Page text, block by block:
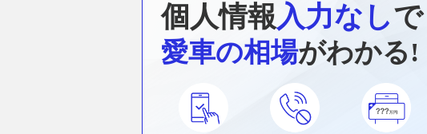
個人情報入力なしで
愛車の相場がわかる!